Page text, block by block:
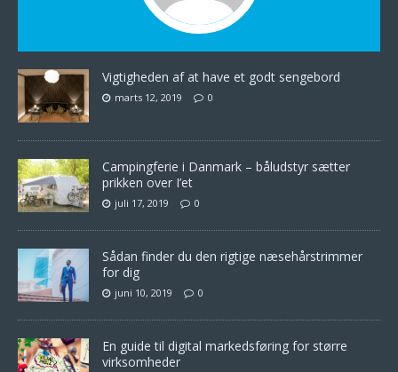
Vigtigheden af at have et godt sengebord
marts 12, 2019 0
Campingferie i Danmark – båludstyr sætter
prikken over I’et
juli 17, 2019 0
Sådan finder du den rigtige næsehårstrimmer
for dig
juni 10, 2019 0
En guide til digital markedsføring for større
virksomheder